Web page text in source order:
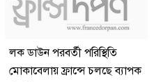
লক ডাউন পরবর্তী পরিস্থিতি
মোকাবেলায় ফ্রান্সে চলছে ব্যাপক